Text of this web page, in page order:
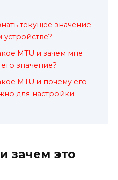
текущее значение
устройстве?
MTU и зачем мне
значение?
MTU и почему его
для настройки
зачем это